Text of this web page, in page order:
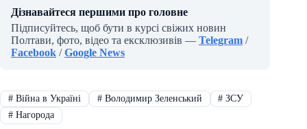
Дізнавайтеся першими про головне
Підписуйтесь, щоб бути в курсі свіжих новин
Полтави, фото, відео та ексклюзивів — Telegram /
Facebook /Google News
#Війна в Україні #Володимир Зеленський # ЗСУ
#Нагорода